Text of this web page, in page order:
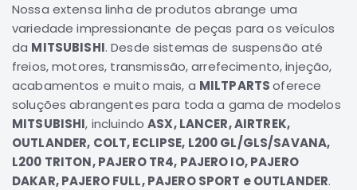
L200
GL,
GLS
e
SPORT
Suspensão
Freio
Correias
Nossa extensa linha de produtos abrange uma
variedade impressionante de peças para os veículos
da MITSUBISHI. Desde sistemas de suspensão até
freios, motores, transmissão, arrefecimento, injeção,
acabamentos e muito mais, a MILTPARTSoferece
soluções abrangentes para toda a gama de modelos
MITSUBISHI, incluindoASX, LANCER, AIRTREK,
OUTLANDER, COLT, ECLIPSE, L200 GL/GLS/SAVANA,
L200 TRITON, PAJERO TR4, PAJERO IO, PAJERO
DAKAR, PAJERO FULL, PAJERO SPORT e OUTLANDER.